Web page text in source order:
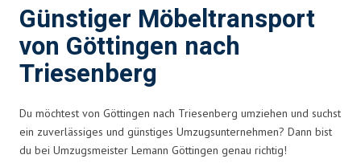
Günstiger Möbeltransport
von Göttingen nach
Triesenberg
Du möchtest von Göttingen nach Triesenberg umziehen und suchst
ein zuverlässiges und günstiges Umzugsunternehmen? Dann bist
du bei Umzugsmeister Lemann Göttingen genau richtig!